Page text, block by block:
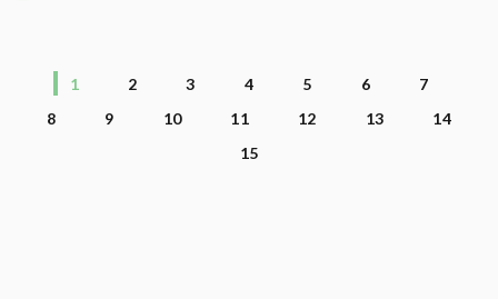
1 2 3 4 5 6
7
8
9 10 11 12 13
14
15